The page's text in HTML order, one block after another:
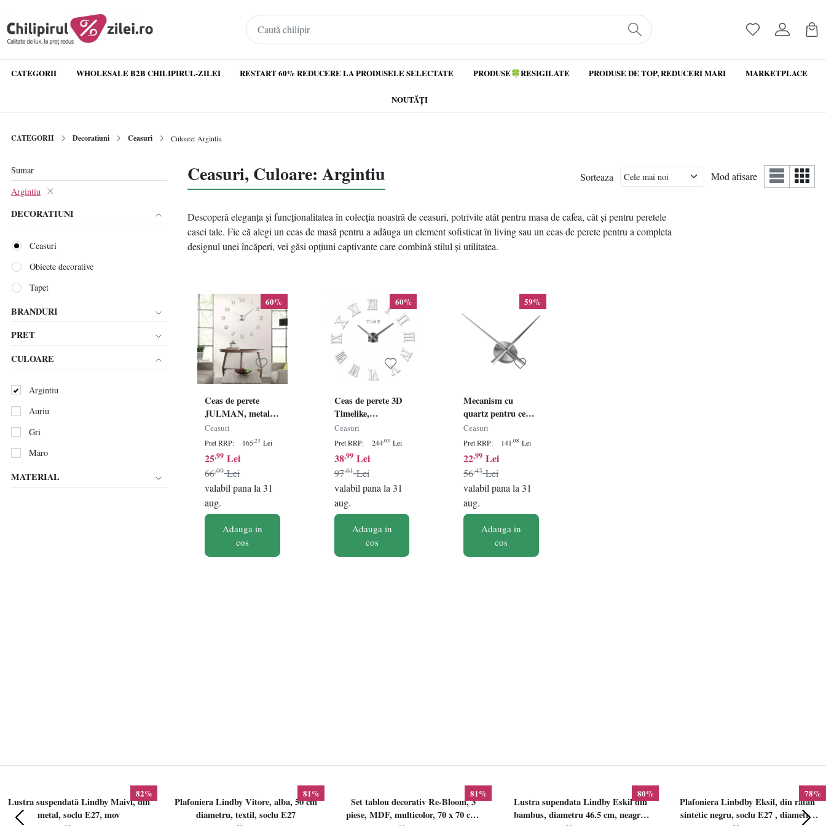
CATEGORII WHOLESALE B2B CHILIPIRUL-ZILEI RESTART 60% REDUCERE LA PRODUSELE SELECTATE PRODUSE🍀RESIGILATE PRODUSE DE TOP, REDUCERI MARI MARKETPLACE
NOUTĂȚI
CATEGORII Decoratiuni Ceasuri Culoare: Argintiu
Sumar
Argintiu
DECORATIUNI
Ceasuri
Obiecte decorative
Tapet
BRANDURI
PRET
CULOARE
Argintiu
Auriu
Gri
Maro
MATERIAL
Ceasuri, Culoare: Argintiu Sorteaza Mod afisare
Descoperă eleganța și funcționalitatea în colecția noastră de ceasuri, potrivite atât pentru masa de cafea, cât și pentru peretele
casei tale. Fie că alegi un ceas de masă pentru a adăuga un element sofisticat în living sau un ceas de perete pentru a completa
designul unei încăperi, vei găsi opțiuni captivante care combină stilul și utilitatea.
60%
Ceas de perete
JULMAN, metal,
argintiu, 80 cm
Ceasuri
Pret RRP: 165,23 Lei
25,99 Lei
66,09 Lei
valabil pana la 31
aug.
Adauga in
cos
60%
Ceas de perete 3D
Timelike,
metal/plastic,
argintiu, 80 cm
Ceasuri
Pret RRP: 244,03 Lei
38,99 Lei
97,61 Lei
valabil pana la 31
aug.
Adauga in
cos
59%
Mecanism cu
quartz pentru ceas
Burnvale,
aluminiu, argintiu,
10 x 23,5 x 31,5 cm
Ceasuri
Pret RRP: 141,08 Lei
22,99 Lei
56,43 Lei
valabil pana la 31
aug.
Adauga in
cos
82%
Lustra suspendată Lindby Maivi, din
metal, soclu E27, mov
81%
Plafoniera Lindby Vitore, alba, 50 cm
diametru, textil, soclu E27
81%
Set tablou decorativ Re-Bloom, 3
piese, MDF, multicolor, 70 x 70 cm,
80%
Lustra supendata Lindby Eskil din
bambus, diametru 46.5 cm, neagra,
78%
Plafoniera Linbdby Eksil, din ratan
sintetic negru, soclu E27 , diametru